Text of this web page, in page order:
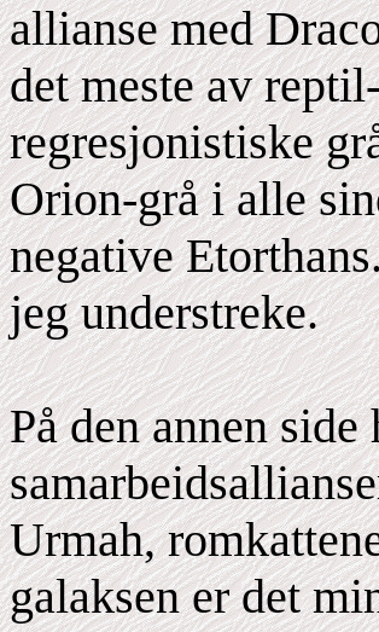
allianse med
det meste av
regresjonistiske
Orion-grå i alle
negative
jeg understreke.
På den annen
Urmah,
galaksen er det